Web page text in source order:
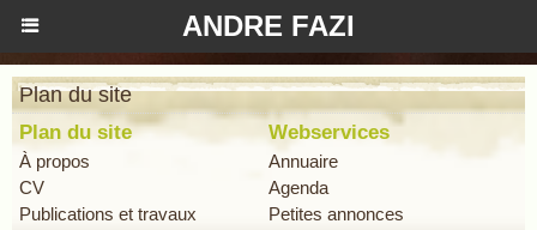
ANDRE FAZI
Plan du site
Plan du site
À propos
CV
Publications et travaux
Webservices
Annuaire
Agenda
Petites annonces